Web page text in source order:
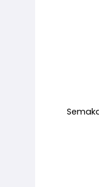
Semakan
yang